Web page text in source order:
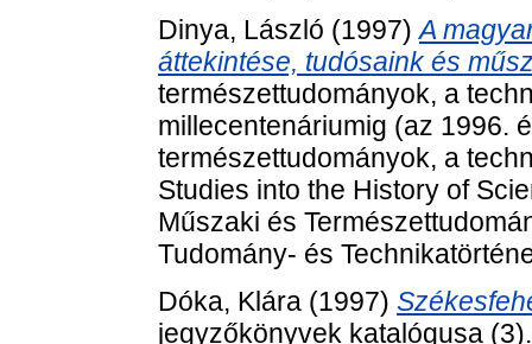
Dinya, László (1997)A
áttekintése, tudósaink és
természettudományok, a
millecentenáriumig (az 1996.
természettudományok, a
Studies into the History of
Műszaki és
Tudomány- és
Dóka, Klára (1997)
jegyzőkönyvek katalógusa